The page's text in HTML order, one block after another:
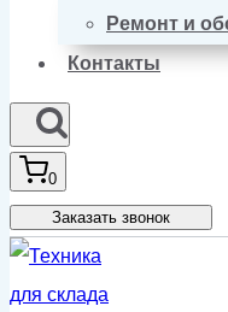
Ремонт и
Контакты
0
Заказать звонок